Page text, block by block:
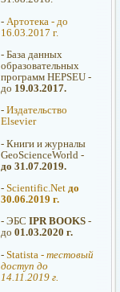
- Артотека - до
16.03.2017 г.
- База данных
образовательных
программ HEPSEU -
до 19.03.2017.
- Издательство
Elsevier
- Книги и журналы
GeoScienceWorld -
до 31.07.2019.
- Scientific.Net до
30.06.2019 г.
- ЭБС IPR BOOKS-
до 01.03.2020 г.
- Statista - тестовый
доступ до
14.11.2019 г.